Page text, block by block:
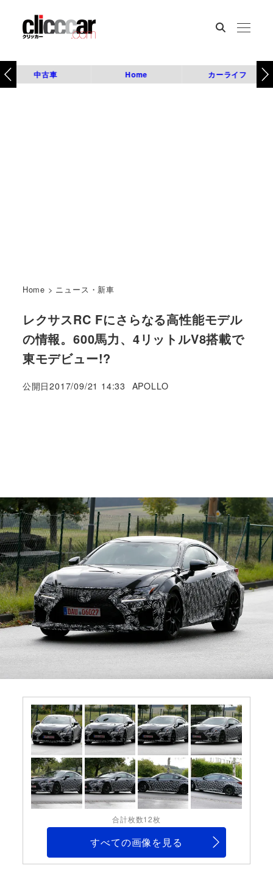
中古車 Home カーライフ
Home > ニュース・新車
レクサスRC Fにさらなる高性能モデル
の情報。600馬力、4リットルV8搭載で
東モデビュー!?
公開日2017/09/21 14:33
著
APOLLO
合計枚数12枚
すべての画像を見る